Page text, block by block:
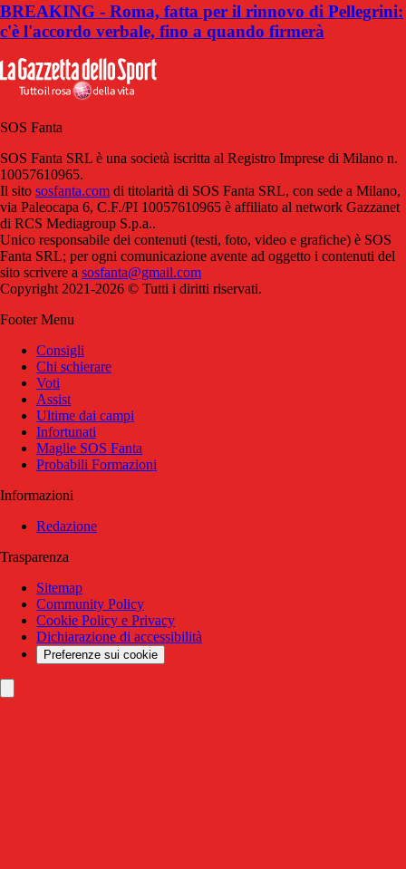
BREAKING - Roma, fatta per il rinnovo di Pellegrini:
c'è l'accordo verbale, fino a quando firmerà
SOS Fanta
SOS Fanta SRL è una società iscritta al Registro Imprese di Milano n.
10057610965.
Il sito sosfanta.com di titolarità di SOS Fanta SRL, con sede a Milano,
via Paleocapa 6, C.F./PI 10057610965 è affiliato al network Gazzanet
di RCS Mediagroup S.p.a..
Unico responsabile dei contenuti (testi, foto, video e grafiche) è SOS
Fanta SRL; per ogni comunicazione avente ad oggetto i contenuti del
sito scrivere a sosfanta@gmail.com
Copyright 2021-2026 © Tutti i diritti riservati.
Footer Menu
Consigli
Chi schierare
Voti
Assist
Ultime dai campi
Infortunati
Maglie SOS Fanta
Probabili Formazioni
Informazioni
Redazione
Trasparenza
Sitemap
Community Policy
Cookie Policy e Privacy
Dichiarazione di accessibilità
Preferenze sui cookie